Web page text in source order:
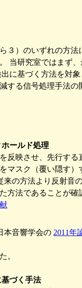
３）のいずれの方法
当研究室ではまず
に基づく方法を対
する信号処理手法の
ホールド処理
反映させ、先行する
マスク（覆い隠す）
の方法より反射音
方法であることが確
音響学会の 2011年
基づく手法